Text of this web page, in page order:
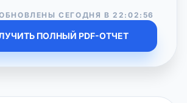
СЕГОДНЯ В22:02:56
ПОЛНЫЙ PDF-ОТЧЕТ